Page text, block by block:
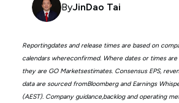
ByJinDao Tai
Reportingdates and release times are based on
calendars whereconfirmed. Where dates or times
they are GO Marketsestimates. Consensus EPS,
data are sourced fromBloomberg and Earnings
(AEST). Company guidance,backlog and operating